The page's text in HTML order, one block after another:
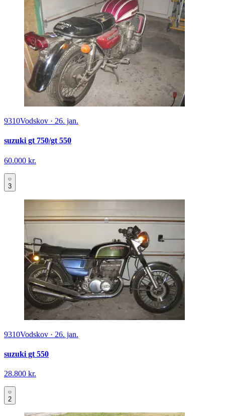
9310Vodskov · 26. jan.
suzuki gt 750/gt 550
60.000 kr.
3
9310Vodskov · 26. jan.
suzuki gt 550
28.800 kr.
2